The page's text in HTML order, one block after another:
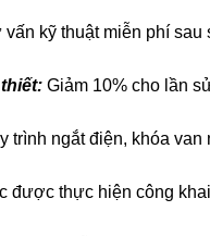
vấn kỹ thuật miễn phí
Giảm 10% cho lần
trình ngắt điện, khóa
được thực hiện công